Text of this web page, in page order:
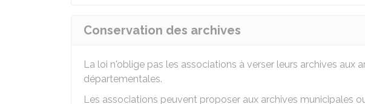
Conservation des archives
La loi n'oblige pas les associations à verser leurs archives aux
départementales.
Les associations peuvent proposer aux archives municipales